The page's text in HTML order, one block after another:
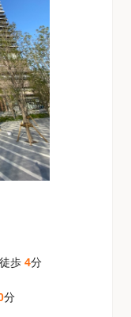
歩 4分
分